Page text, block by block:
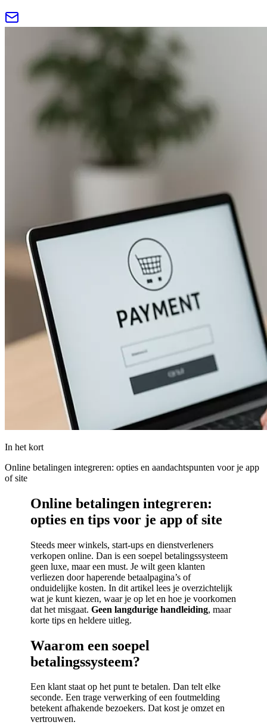
In het kort
Online betalingen integreren: opties en aandachtspunten voor je app
of site
Online betalingen integreren:
opties en tips voor je app of site
Steeds meer winkels, start-ups en dienstverleners
verkopen online. Dan is een soepel betalingssysteem
geen luxe, maar een must. Je wilt geen klanten
verliezen door haperende betaalpagina’s of
onduidelijke kosten. In dit artikel lees je overzichtelijk
wat je kunt kiezen, waar je op let en hoe je voorkomen
dat het misgaat.Geen langdurige handleiding, maar
korte tips en heldere uitleg.
Waarom een soepel
betalingssysteem?
Een klant staat op het punt te betalen. Dan telt elke
seconde. Een trage verwerking of een foutmelding
betekent afhakende bezoekers. Dat kost je omzet en
vertrouwen.